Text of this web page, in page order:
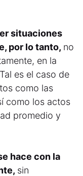
situaciones
por lo tanto, no
en la
es el caso de
como las
como los actos
promedio y
hace con la
sin